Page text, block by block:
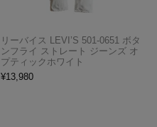
リーバイス LEVI’S 501-0651 ボタ
ンフライ ストレート ジーンズ オ
プティックホワイト
¥13,980